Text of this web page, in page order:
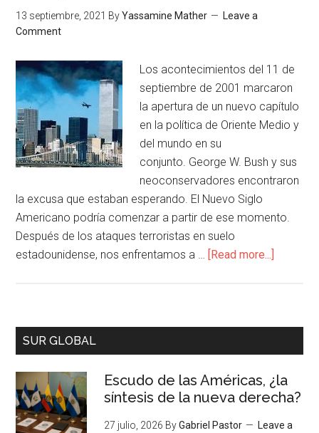
13 septiembre, 2021 ByYassamine Mather
Leave a
Comment
Los acontecimientos del 11 de
septiembre de 2001 marcaron
la apertura de un nuevo capítulo
en la política de Oriente Medio y
del mundo en su
conjunto. George W. Bush y sus
neoconservadores encontraron
la excusa que estaban esperando. El Nuevo Siglo
Americano podría comenzar a partir de ese momento.
Después de los ataques terroristas en suelo
estadounidense, nos enfrentamos a … [Read more...]
SUR GLOBAL
Escudo de las Américas, ¿la
síntesis de la nueva derecha?
27 julio, 2026 ByGabriel Pastor
Leave a